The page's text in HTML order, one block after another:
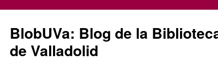
contenido
BlobUVa: Blog de la
de Valladolid